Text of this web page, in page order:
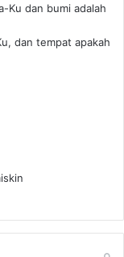
Ku dan bumi adalah
dan tempat apakah